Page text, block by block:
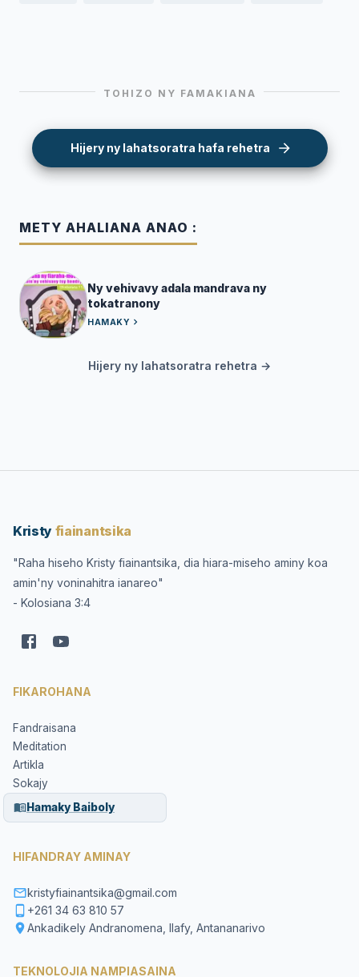
TOHIZO NY FAMAKIANA
Hijery ny lahatsoratra hafa rehetra
METY AHALIANA ANAO :
Ny vehivavy adala mandrava ny
tokatranony
HAMAKY
Hijery ny lahatsoratra rehetra →
Kristy fiainantsika
"Raha hiseho Kristy fiainantsika, dia hiara-miseho aminy koa
amin'ny voninahitra ianareo"
- Kolosiana 3:4
FIKAROHANA
Fandraisana
Meditation
Artikla
Sokajy
Hamaky Baiboly
HIFANDRAY AMINAY
kristyfiainantsika@gmail.com
+261 34 63 810 57
Ankadikely Andranomena, Ilafy, Antananarivo
TEKNOLOJIA NAMPIASAINA